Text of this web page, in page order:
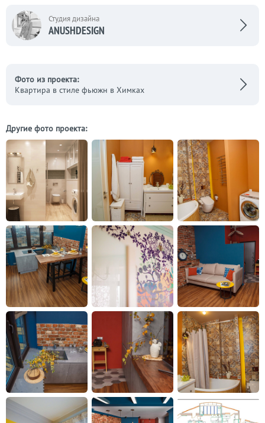
Студия дизайна
ANUSHDESIGN
Фото из проекта:
Квартира в стиле фьюжн в Химках
Другие фото проекта: